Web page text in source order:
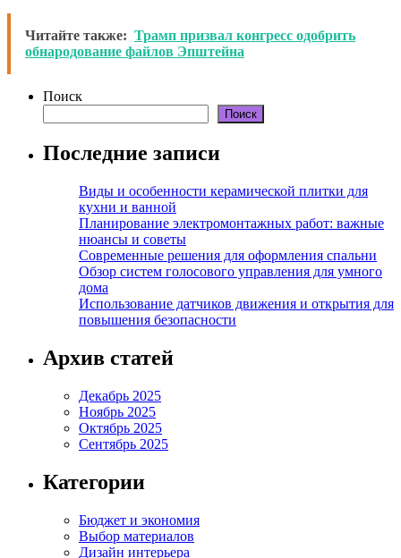
Читайте также: Трамп призвал конгресс одобрить
обнародование файлов Эпштейна
Поиск
Поиск
Последние записи
Виды и особенности керамической плитки для
кухни и ванной
Планирование электромонтажных работ: важные
нюансы и советы
Современные решения для оформления спальни
Обзор систем голосового управления для умного
дома
Использование датчиков движения и открытия для
повышения безопасности
Архив статей
Декабрь 2025
Ноябрь 2025
Октябрь 2025
Сентябрь 2025
Категории
Бюджет и экономия
Выбор материалов
Дизайн интерьера